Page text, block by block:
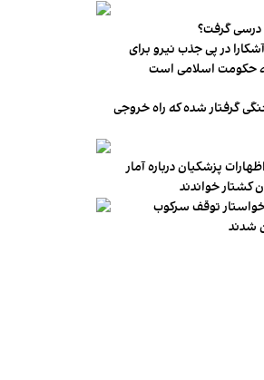
درسی گرفت؟
در پی جذب نیرو برای
حکومت اسلامی است
گرفتار شده که راه خروجی
پزشکیان درباره آمار
کشتار خواندند
توقف سرکوب
شدند